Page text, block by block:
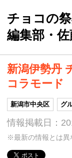
チョコの
編集部・
新潟伊勢丹
コラモード
新潟市中央区 グ
情報掲載日：
※最新の情報とは異